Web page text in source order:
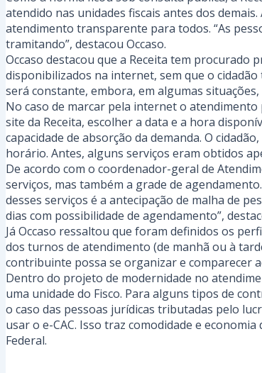
atendido nas unidades fiscais antes dos
atendimento transparente para todos. “As
tramitando”, destacou Occaso.
Occaso destacou que a Receita tem procurado
disponibilizados na internet, sem que o
será constante, embora, em algumas
No caso de marcar pela internet o
site da Receita, escolher a data e a hora
capacidade de absorção da demanda. O
horário. Antes, alguns serviços eram obtidos
De acordo com o coordenador-geral de
serviços, mas também a grade de
desses serviços é a antecipação de malha de
dias com possibilidade de agendamento”,
Já Occaso ressaltou que foram definidos os
dos turnos de atendimento (de manhã ou à
contribuinte possa se organizar e comparecer
Dentro do projeto de modernidade no
uma unidade do Fisco. Para alguns tipos de
o caso das pessoas jurídicas tributadas pelo
usar o e-CAC. Isso traz comodidade e
Federal.